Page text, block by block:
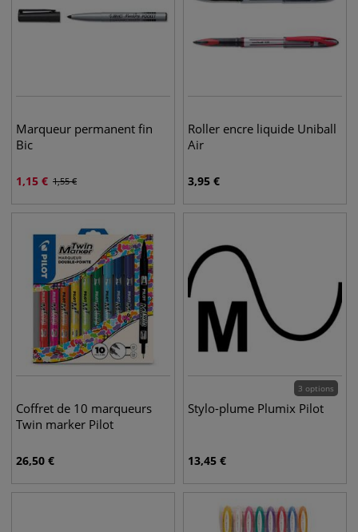
Marqueur permanent fin
Bic
1,15 € 1,55€
Roller encre liquide Uniball
Air
3,95 €
Coffret de 10 marqueurs
Twin marker Pilot
26,50 €
3 options
Stylo-plume Plumix Pilot
13,45 €